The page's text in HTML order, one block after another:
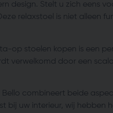
design. Stelt u zich eens
relaxstoel is niet alleen
op stoelen kopen is een
verwelkomd door een
combineert beide
uw interieur, wij hebben